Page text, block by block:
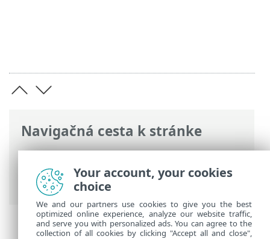
Navigačná cesta k stránke
ESET Online pomocník>ESET Mail
Security >Inštalácia/aktualizácia>
Terminálový server
Your account, your cookies
choice
We and our partners use cookies to give you the best
optimized online experience, analyze our website traffic,
and serve you with personalized ads. You can agree to the
collection of all cookies by clicking "Accept all and close",